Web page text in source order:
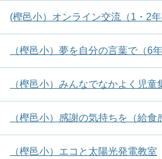
(樫邑小）オンライン交流（1・2年
（樫邑小）夢を自分の言葉で（6年
（樫邑小）みんなでなかよく児童
（樫邑小）感謝の気持ちを（給食
（樫邑小）エコと太陽光発電教室